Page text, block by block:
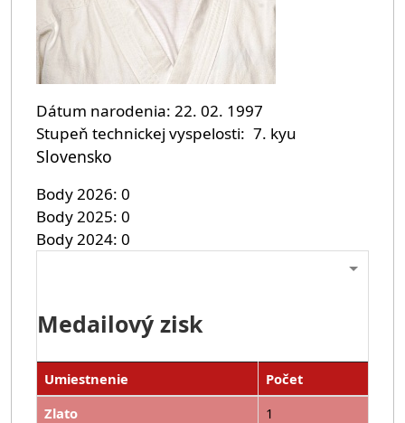
Dátum narodenia 22. 02. 1997
Stupeň technickej vyspelosti
7. kyu
Slovensko
Body 2026 0
Body 2025 0
Body 2024 0
Medailový zisk
Umiestnenie
Počet
Zlato
1